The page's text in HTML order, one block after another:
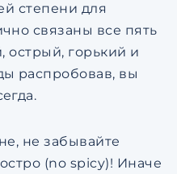
степени для
связаны все пять
острый, горький и
распробовав, вы
не забывайте
(no spicy)! Иначе